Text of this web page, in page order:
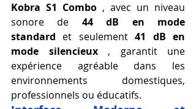
Kobra S1 Combo , avec un niveau
sonore de 44 dB en mode
standard et seulement 41 dB en
mode silencieux , garantit une
expérience agréable dans les
environnements domestiques,
professionnels ou éducatifs.